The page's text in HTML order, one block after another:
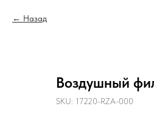
Назад
Воздушный
SKU: 17220-RZA-000